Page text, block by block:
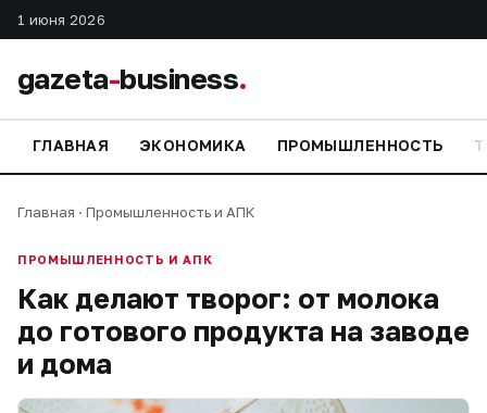
1 июня 2026
gazeta-business.
ГЛАВНАЯ ЭКОНОМИКА ПРОМЫШЛЕННОСТЬ
Главная · Промышленность и АПК
ПРОМЫШЛЕННОСТЬ И АПК
Как делают творог: от молока
до готового продукта на заводе
и дома